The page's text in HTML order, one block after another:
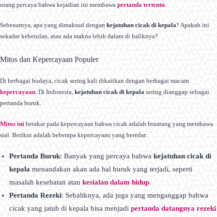
orang percaya bahwa kejadian ini membawa pertanda tertentu
Sebenarnya, apa yang dimaksud dengan kejatuhan cicak di kepala? Apakah ini
sekadar kebetulan, atau ada makna lebih dalam di baliknya?
Mitos dan Kepercayaan Populer
Di berbagai budaya, cicak sering kali dikaitkan dengan berbagai macam
kepercayaan. Di Indonesia, kejatuhan cicak di kepala sering dianggap sebagai
pertanda buruk.
Mitos ini berakar pada kepercayaan bahwa cicak adalah binatang yang membawa
sial. Berikut adalah beberapa kepercayaan yang beredar:
Pertanda Buruk: Banyak yang percaya bahwakejatuhan cicak di
kepala menandakan akan ada hal buruk yang terjadi, seperti
masalah kesehatan ataukesialan dalam hidup.
Pertanda Rezeki: Sebaliknya, ada juga yang menganggap bahwa
cicak yang jatuh di kepala bisa menjadipertanda datangnya rezeki